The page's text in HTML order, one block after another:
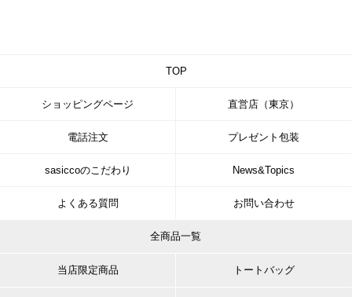
TOP
ショッピングページ 直営店（東京）
電話注文 プレゼント包装
sasiccoのこだわり News&Topics
よくある質問 お問い合わせ
全商品一覧
当店限定商品 トートバッグ